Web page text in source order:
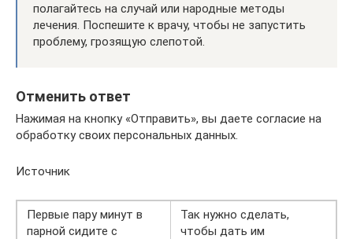
полагайтесь на случай или народные методы
лечения. Поспешите к врачу, чтобы не запустить
проблему, грозящую слепотой.
Отменить ответ
Нажимая на кнопку «Отправить», вы даете согласие на
обработку своих персональных данных.
Источник
Первые пару минут в
парной сидите с
Так нужно сделать,
чтобы дать им